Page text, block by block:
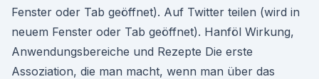
Fenster oder Tab geöffnet). Auf Twitter teilen (wird in
neuem Fenster oder Tab geöffnet). Hanföl Wirkung,
Anwendungsbereiche und Rezepte Die erste
Assoziation, die man macht, wenn man über das